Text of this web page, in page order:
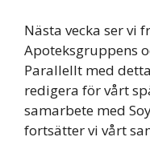
Nästa vecka ser vi
Apoteksgruppens
Parallellt med
redigera för vårt
samarbete med
fortsätter vi vårt